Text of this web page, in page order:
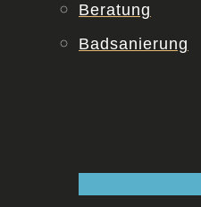
Beratung
Badsanierung